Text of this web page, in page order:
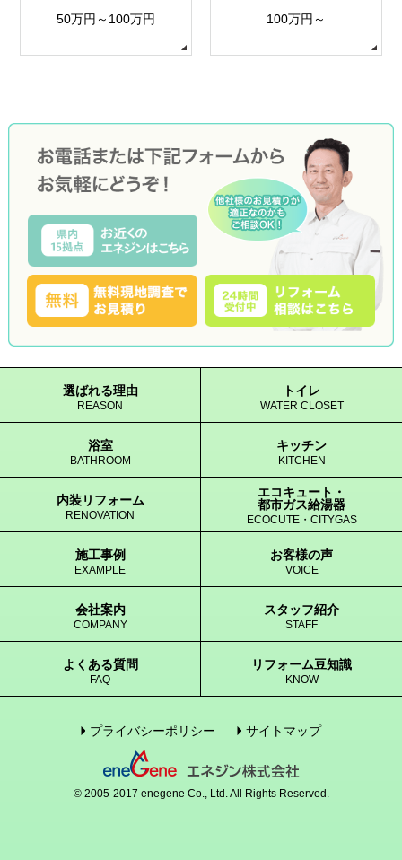
50万円～100万円 100万円～
選ばれる理由
REASON
トイレ
WATER CLOSET
浴室
BATHROOM
キッチン
KITCHEN
内装リフォーム
RENOVATION
エコキュート・
都市ガス給湯器
ECOCUTE・CITYGAS
施工事例
EXAMPLE
お客様の声
VOICE
会社案内
COMPANY
スタッフ紹介
STAFF
よくある質問
FAQ
リフォーム豆知識
KNOW
プライバシーポリシー サイトマップ
© 2005-2017 enegene Co., Ltd. All Rights Reserved.